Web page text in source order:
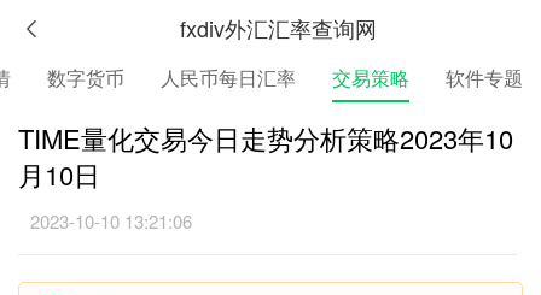
fxdiv外汇汇率查询网
数字货币 人民币每日汇率 交易策略 软件专题
TIME量化交易今日走势分析策略2023年10
月10日
2023-10-10 13:21:06